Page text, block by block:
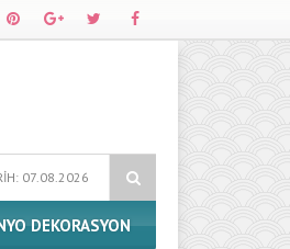
Performansı Aynı Çatıda Buluşturuyor
07.08.2026
DEKORASYON